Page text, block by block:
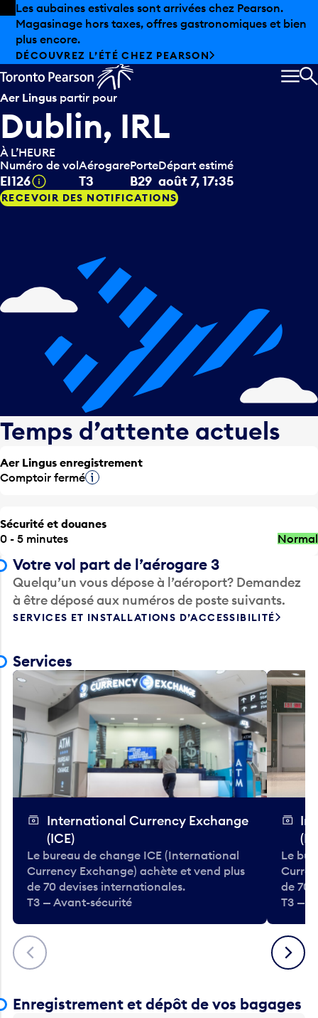
Skip to offers
Passer au contenu principal
Les aubaines estivales sont arrivées chez Pearson.
Magasinage hors taxes, offres gastronomiques et bien
plus encore.
DÉCOUVREZ L’ÉTÉ CHEZ PEARSON
Aer Lingus partir pour
Dublin, IRL
À L’HEURE
Numéro de vol
EI126 Infobulle
Aérogare
T3
Porte
B29
Départ estimé
août 7, 17:35
RECEVOIR DES NOTIFICATIONS
Temps d’attente actuels
Aer Lingus enregistrement
Comptoir ferméInfobulle
Sécurité et douanes
0 - 5 minutes
Normal
Votre vol part de l’aérogare 3
Quelqu’un vous dépose à l’aéroport? Demandez
à être déposé aux numéros de poste suivants.
SERVICES ET INSTALLATIONS D’ACCESSIBILITÉ
Services
Précédent
International Currency Exchange
(ICE)
Le bureau de change ICE (International
Currency Exchange) achète et vend plus
de 70 devises internationales.
T3 — Avant-sécurité
Le
de 70
T3 —
Suivant
Enregistrement et dépôt de vos bagages